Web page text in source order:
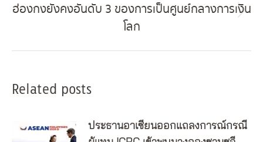
post:
ฮ่องกงยังคงอันดับ 3 ของการเป็นศูนย์กลางการเงิน
โลก
Related posts
ประธานอาเซียนออกแถลงการณ์กรณี